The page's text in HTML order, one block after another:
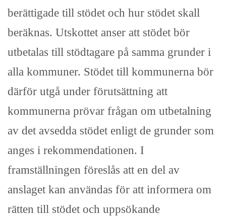
berättigade till stödet och hur stödet skall
beräknas. Utskottet anser att stödet bör
utbetalas till stödtagare på samma grunder i
alla kommuner. Stödet till kommunerna bör
därför utgå under förutsättning att
kommunerna prövar frågan om utbetalning
av det avsedda stödet enligt de grunder som
anges i rekommendationen. I
framställningen föreslås att en del av
anslaget kan användas för att informera om
rätten till stödet och uppsökande